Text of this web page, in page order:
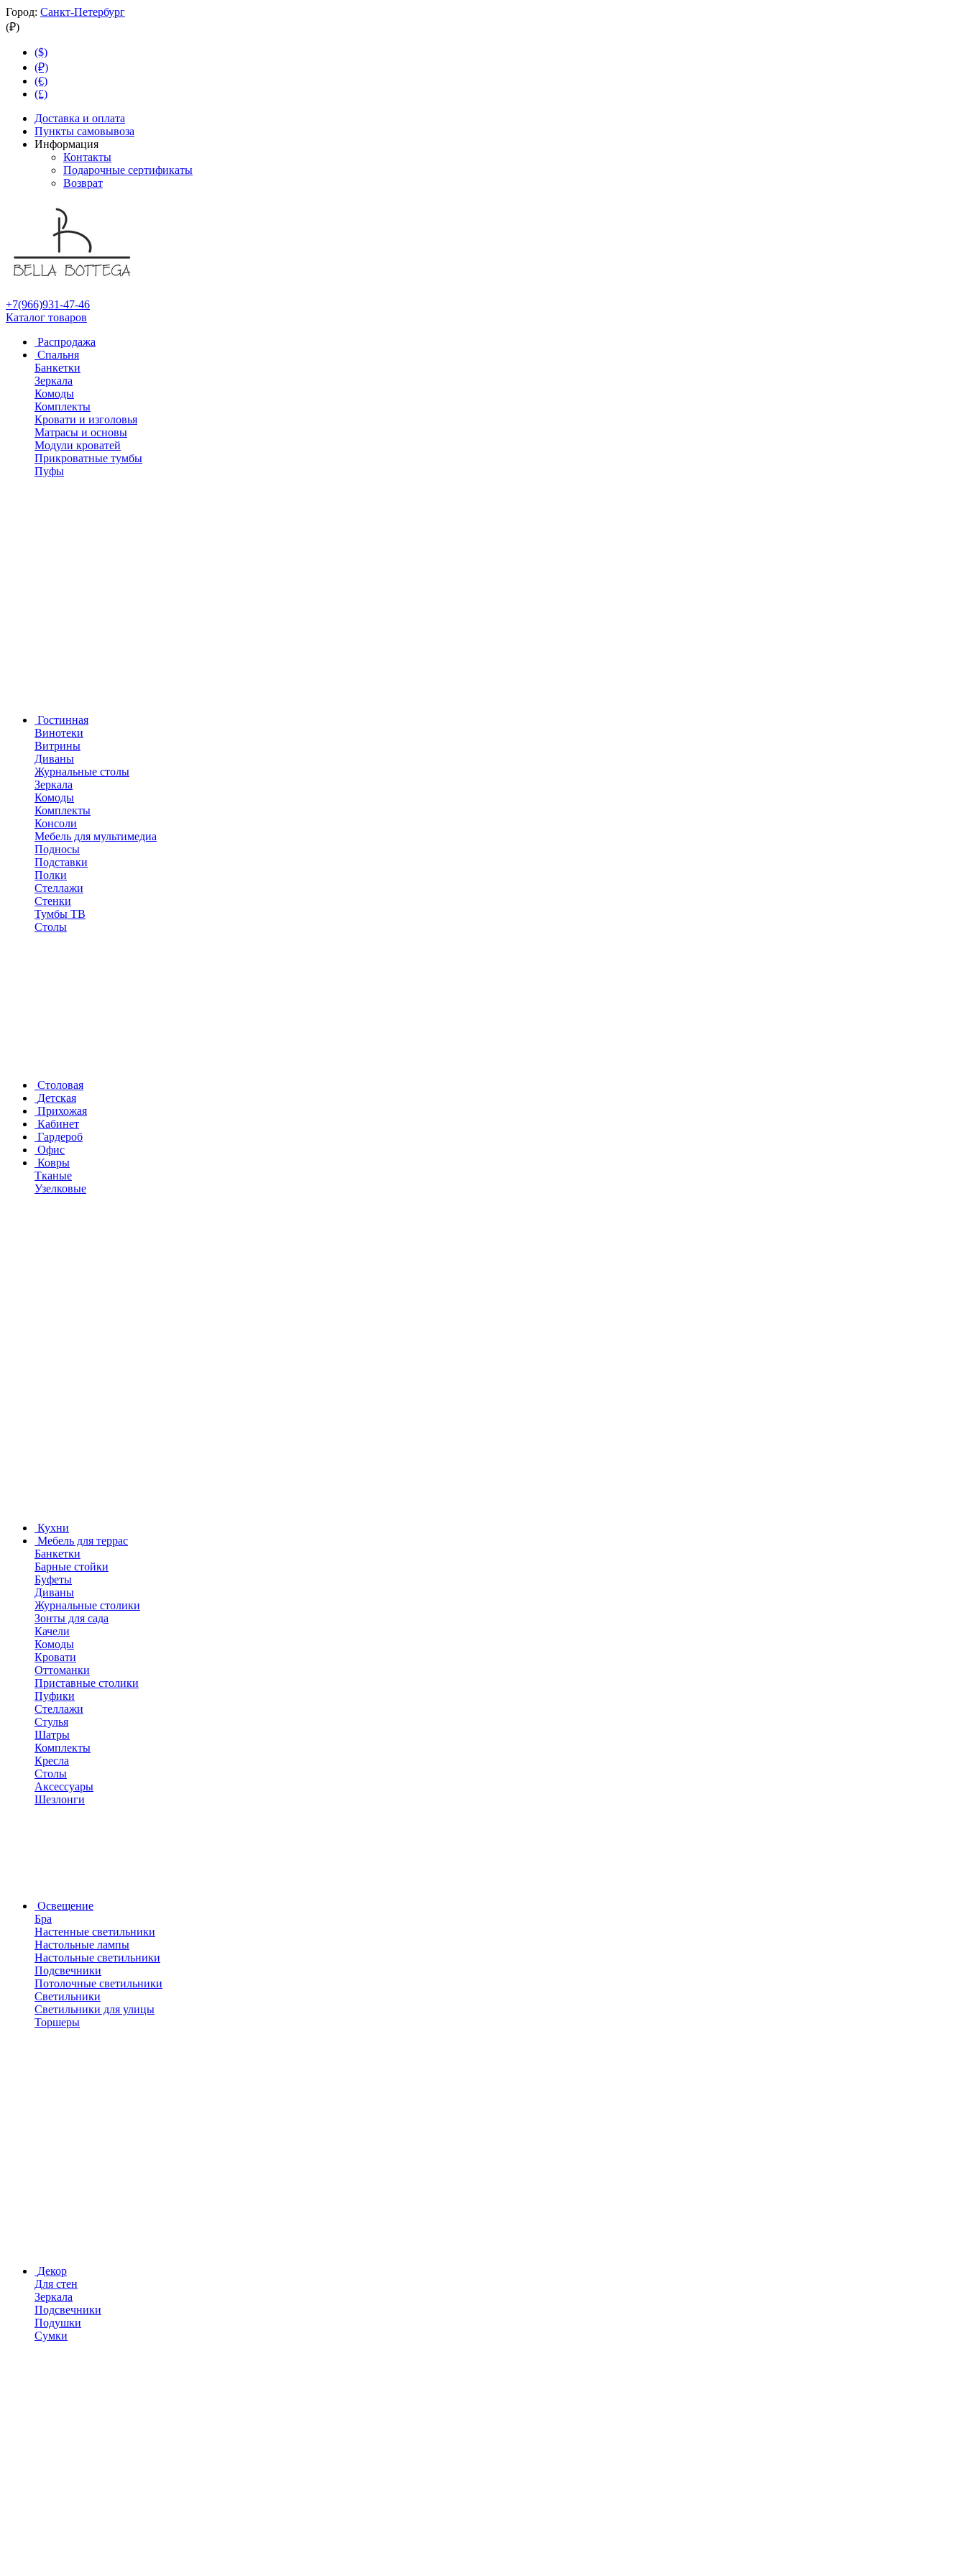
Город: Санкт-Петербург
(₽)
($)
(₽)
(€)
(£)
Доставка и оплата
Пункты самовывоза
Информация
Контакты
Подарочные сертификаты
Возврат
+7(966)931-47-46
Каталог товаров
Распродажа
Спальня
Банкетки
Зеркала
Комоды
Комплекты
Кровати и изголовья
Матрасы и основы
Модули кроватей
Прикроватные тумбы
Пуфы
Гостинная
Винотеки
Витрины
Диваны
Журнальные столы
Зеркала
Комоды
Комплекты
Консоли
Мебель для мультимедиа
Подносы
Подставки
Полки
Стеллажи
Стенки
Тумбы ТВ
Столы
Столовая
Детская
Прихожая
Кабинет
Гардероб
Офис
Ковры
Тканые
Узелковые
Кухни
Мебель для террас
Банкетки
Барные стойки
Буфеты
Диваны
Журнальные столики
Зонты для сада
Качели
Комоды
Кровати
Оттоманки
Приставные столики
Пуфики
Стеллажи
Стулья
Шатры
Комплекты
Кресла
Столы
Аксессуары
Шезлонги
Освещение
Бра
Настенные светильники
Настольные лампы
Настольные светильники
Подсвечники
Потолочные светильники
Светильники
Светильники для улицы
Торшеры
Декор
Для стен
Зеркала
Подсвечники
Подушки
Сумки